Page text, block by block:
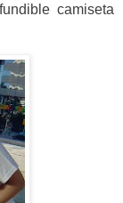
camiseta